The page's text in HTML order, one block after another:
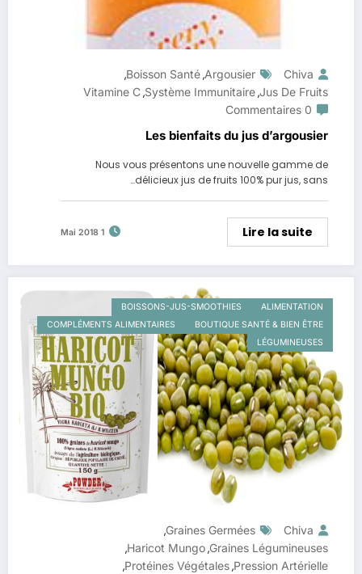
Chiva
Argousier
,
Boisson Santé
,
Jus De Fruits
,
Système Immunitaire
,
Vitamine C
0 Commentaires
Les bienfaits du jus d’argousier
Nous vous présentons une nouvelle gamme de
délicieux jus de fruits 100% pur jus, sans…
Lire la suite
1 Mai 2018
ALIMENTATION
BOISSONS-JUS-SMOOTHIES
BOUTIQUE SANTÉ & BIEN ÊTRE
COMPLÉMENTS ALIMENTAIRES
LÉGUMINEUSES
Chiva
Graines Germées
,
Graines Légumineuses
,
Haricot Mungo
,
Pression Artérielle
,
Protéines Végétales
,